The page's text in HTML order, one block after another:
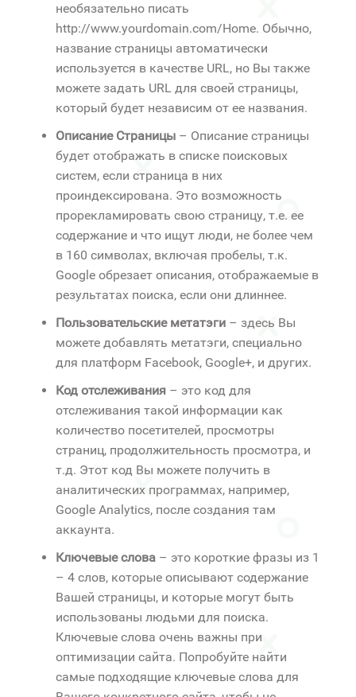
необязательно писать
http://www.yourdomain.com/Home. Обычно,
название страницы автоматически
используется в качестве URL, но Вы также
можете задать URL для своей страницы,
который будет независим от ее названия.
Описание Страницы – Описание страницы
будет отображать в списке поисковых
систем, если страница в них
проиндексирована. Это возможность
прорекламировать свою страницу, т.е. ее
содержание и что ищут люди, не более чем
в 160 символах, включая пробелы, т.к.
Google обрезает описания, отображаемые в
результатах поиска, если они длиннее.
Пользовательские метатэги – здесь Вы
можете добавлять метатэги, специально
для платформ Facebook, Google+, и других.
Код отслеживания – это код для
отслеживания такой информации как
количество посетителей, просмотры
страниц, продолжительность просмотра, и
т.д. Этот код Вы можете получить в
аналитических программах, например,
Google Analytics, после создания там
аккаунта.
Ключевые слова – это короткие фразы из 1
– 4 слов, которые описывают содержание
Вашей страницы, и которые могут быть
использованы людьми для поиска.
Ключевые слова очень важны при
оптимизации сайта. Попробуйте найти
самые подходящие ключевые слова для